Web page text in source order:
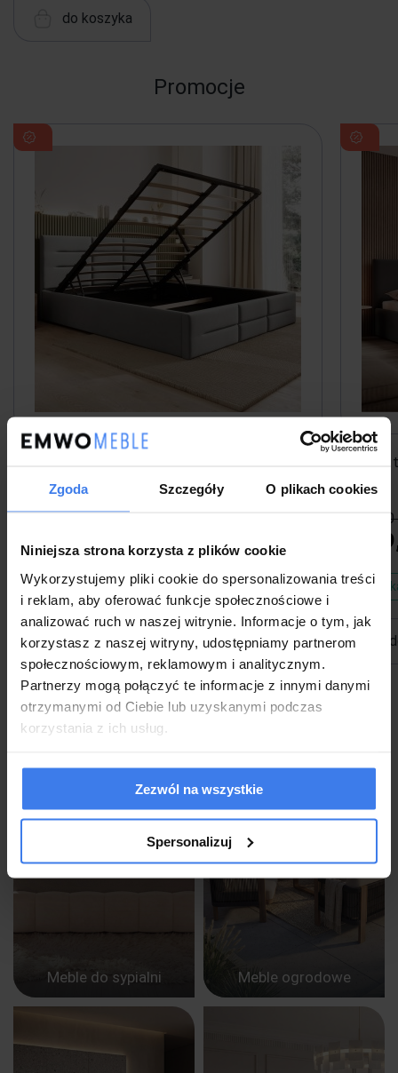
Zgoda Szczegóły O plikach cookies
Niniejsza strona korzysta z plików cookie
Wykorzystujemy pliki cookie do spersonalizowania treści
i reklam, aby oferować funkcje społecznościowe i
analizować ruch w naszej witrynie. Informacje o tym, jak
korzystasz z naszej witryny, udostępniamy partnerom
społecznościowym, reklamowym i analitycznym.
Partnerzy mogą połączyć te informacje z innymi danymi
otrzymanymi od Ciebie lub uzyskanymi podczas
korzystania z ich usług.
Zezwól na wszystkie
Spersonalizuj
do koszyka
Promocje
180x200 | Welur szary #53
1 599,00 zł -22%
1 249,00 zł
Wysyłka w 48 godzin
do koszyka
2 199,00
1
Meble do sypialni Meble ogrodowe